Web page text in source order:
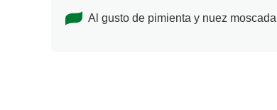
Al gusto de pimienta y nuez moscada